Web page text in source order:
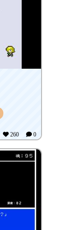
260 0